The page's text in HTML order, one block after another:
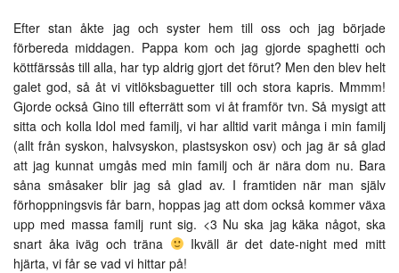
Efter stan åkte jag och syster hem till oss och jag började
förbereda middagen. Pappa kom och jag gjorde spaghetti och
köttfärssås till alla, har typ aldrig gjort det förut? Men den blev helt
galet god, så åt vi vitlöksbaguetter till och stora kapris. Mmmm!
Gjorde också Gino till efterrätt som vi åt framför tvn. Så mysigt att
sitta och kolla Idol med familj, vi har alltid varit många i min familj
(allt från syskon, halvsyskon, plastsyskon osv) och jag är så glad
att jag kunnat umgås med min familj och är nära dom nu. Bara
såna småsaker blir jag så glad av. I framtiden när man själv
förhoppningsvis får barn, hoppas jag att dom också kommer växa
upp med massa familj runt sig. <3 Nu ska jag käka något, ska
snart åka iväg och träna
Ikväll är det date-night med mitt
hjärta, vi får se vad vi hittar på!